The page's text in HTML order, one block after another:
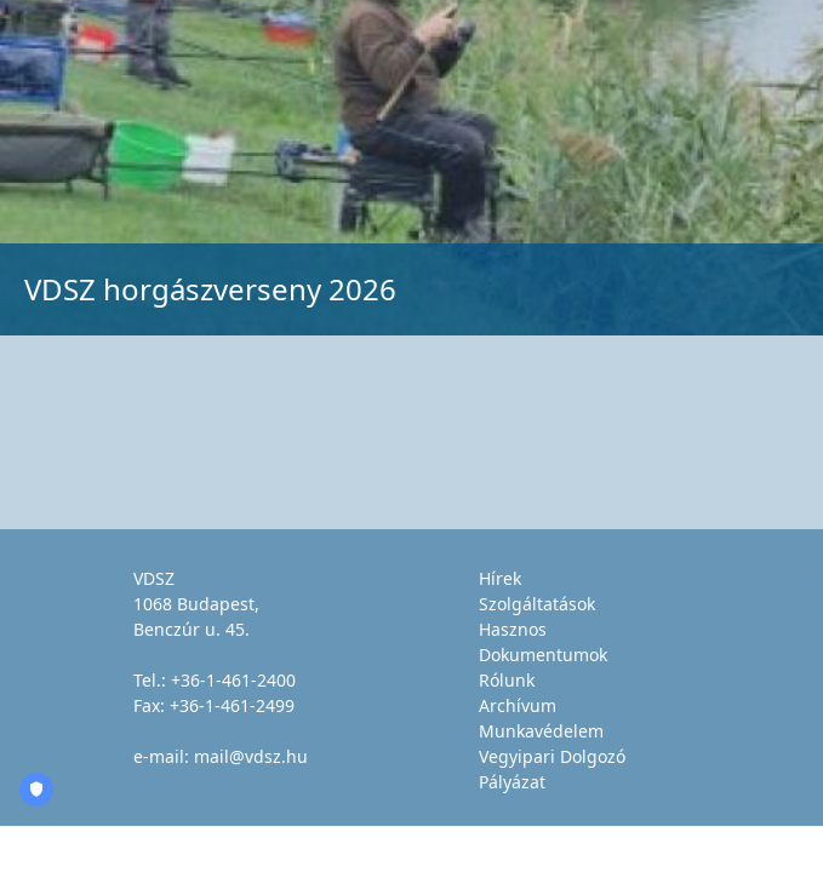
VDSZ horgászverseny 2026
VDSZ
1068 Budapest,
Benczúr u. 45.
Tel.: +36-1-461-2400
Fax: +36-1-461-2499
e-mail: mail@vdsz.hu
Hírek
Szolgáltatások
Hasznos
Dokumentumok
Rólunk
Archívum
Munkavédelem
Vegyipari Dolgozó
Pályázat